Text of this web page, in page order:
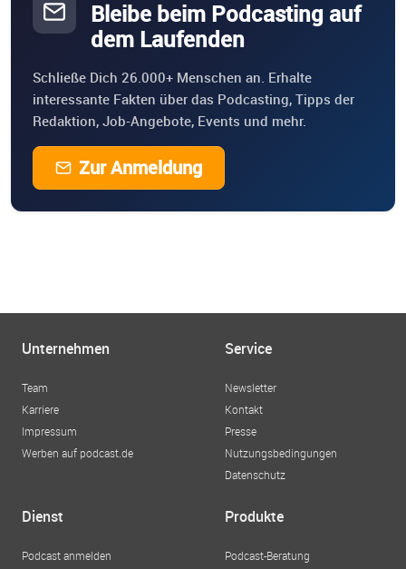
Bleibe beim Podcasting auf
dem Laufenden
Schließe Dich 26.000+ Menschen an. Erhalte
interessante Fakten über das Podcasting, Tipps der
Redaktion, Job-Angebote, Events und mehr.
Zur Anmeldung
Unternehmen
Team
Karriere
Impressum
Werben auf podcast.de
Service
Newsletter
Kontakt
Presse
Nutzungsbedingungen
Datenschutz
Dienst
Podcast anmelden
Produkte
Podcast-Beratung